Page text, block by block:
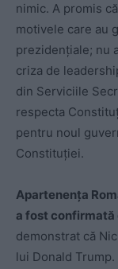
nimic. A promis
motivele care au
prezidențiale; nu
criza de
din Serviciile
respecta
pentru noul
Constituției.
Apartenența
a fost confirmată
demonstrat că
lui Donald Trump.